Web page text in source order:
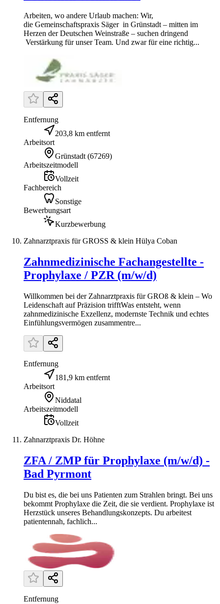
Arbeiten, wo andere Urlaub machen: Wir,
die Gemeinschaftspraxis Säger in Grünstadt – mitten im
Herzen der Deutschen Weinstraße – suchen dringend
Verstärkung für unser Team. Und zwar für eine richtig...
Entfernung
203,8 km entfernt
Arbeitsort
Grünstadt (67269)
Arbeitszeitmodell
Vollzeit
Fachbereich
Sonstige
Bewerbungsart
Kurzbewerbung
Zahnarztpraxis für GROSS & klein Hülya Coban
Zahnmedizinische Fachangestellte -
Prophylaxe / PZR (m/w/d)
Willkommen bei der Zahnarztpraxis für GROß & klein – Wo
Leidenschaft auf Präzision trifftWas entsteht, wenn
zahnmedizinische Exzellenz, modernste Technik und echtes
Einfühlungsvermögen zusammentre...
Entfernung
181,9 km entfernt
Arbeitsort
Niddatal
Arbeitszeitmodell
Vollzeit
Zahnarztpraxis Dr. Höhne
ZFA / ZMP für Prophylaxe (m/w/d) -
Bad Pyrmont
Du bist es, die bei uns Patienten zum Strahlen bringt. Bei uns
bekommt Prophylaxe die Zeit, die sie verdient. Prophylaxe ist
Herzstück unseres Behandlungskonzepts. Du arbeitest
patientennah, fachlich...
Entfernung